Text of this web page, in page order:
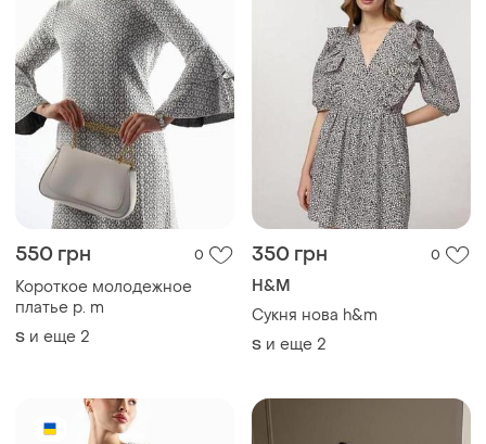
550 грн 0
Короткое молодежное
платье р. m
и еще 2
350 грн 0
Сукня нова h&m
S и еще 2